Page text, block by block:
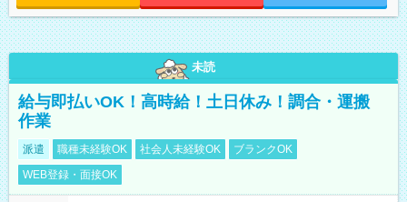
未読
給与即払いOK！高時給！土日休み！調合・運搬
作業
派遣 職種未経験OK 社会人未経験OK
ブランクOK
WEB登録・面接OK